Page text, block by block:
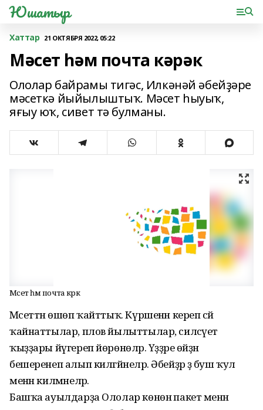
Юшатыр
Хаттар 21 ОКТЯБРЯ 2022, 05:22
Мәсет һәм почта кәрәк
Ололар байрамы тигәс, Илкәнәй әбейҙәре
мәсеткә йыйылыштыҡ. Мәсет һыуыҡ,
яғыу юҡ, сивет тә булманы.
Мәсет һәм почта кәрәк
Мәсеттән өшөп ҡайттыҡ. Күршенән кереп сәй
ҡайнаттылар, плов йылыттылар, силсәүет
ҡыҙҙары йүгереп йөрөнөләр. Үҙҙәре өйҙән
бешеренеп алып килгәйнеләр. Әбейҙәр ҙә буш ҡул
менән килмәнеләр.
Башҡа ауылдарҙа Ололар көнөнә пакет менән